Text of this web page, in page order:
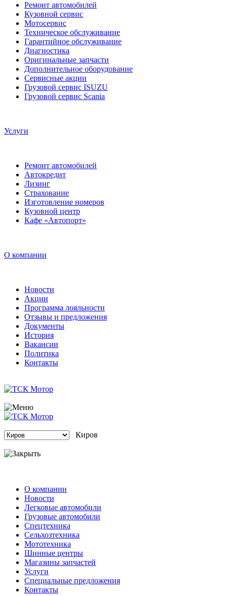
Ремонт автомобилей
Кузовной сервис
Мотосервис
Техническое обслуживание
Гарантийное обслуживание
Диагностика
Оригинальные запчасти
Дополнительное оборудование
Сервисные акции
Грузовой сервис ISUZU
Грузовой сервис Scania
Услуги
Ремонт автомобилей
Автокредит
Лизинг
Страхование
Изготовление номеров
Кузовной центр
Кафе «Автопорт»
О компании
Новости
Акции
Программа лояльности
Отзывы и предложения
Документы
История
Вакансии
Политика
Контакты
Киров
О компании
Новости
Легковые автомобили
Грузовые автомобили
Спецтехника
Сельхозтехника
Мототехника
Шинные центры
Магазины запчастей
Услуги
Специальные предложения
Контакты